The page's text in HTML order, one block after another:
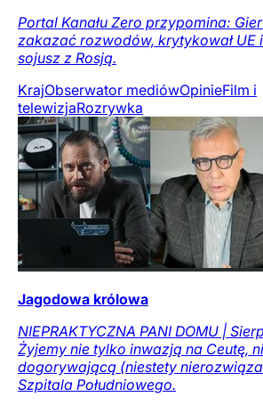
Portal Kanału Zero przypomina:
zakazać rozwodów, krytykował UE
sojusz z Rosją.
KrajObserwator mediówOpinieFilm i
telewizjaRozrywka
Jagodowa królowa
NIEPRAKTYCZNA PANI DOMU |
Żyjemy nie tylko inwazją na Ceutę,
dogorywającą (niestety
Szpitala Południowego.